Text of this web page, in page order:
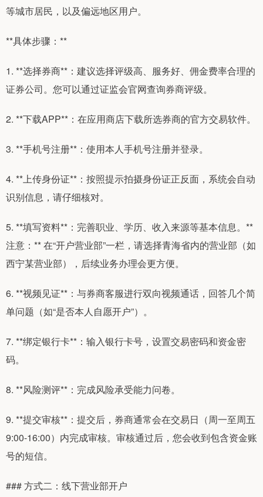
等城市居民，以及偏远地区用户。
**具体步骤：**
1. **选择券商**：建议选择评级高、服务好、佣金费率合理的
证券公司。您可以通过证监会官网查询券商评级。
2. **下载APP**：在应用商店下载所选券商的官方交易软件。
3. **手机号注册**：使用本人手机号注册并登录。
4. **上传身份证**：按照提示拍摄身份证正反面，系统会自动
识别信息，请仔细核对。
5. **填写资料**：完善职业、学历、收入来源等基本信息。**
注意：** 在“开户营业部”一栏，请选择青海省内的营业部（如
西宁某营业部），后续业务办理会更方便。
6. **视频见证**：与券商客服进行双向视频通话，回答几个简
单问题（如“是否本人自愿开户”）。
7. **绑定银行卡**：输入银行卡号，设置交易密码和资金密
码。
8. **风险测评**：完成风险承受能力问卷。
9. **提交审核**：提交后，券商通常会在交易日（周一至周五
9:00-16:00）内完成审核。审核通过后，您会收到包含资金账
号的短信。
### 方式二：线下营业部开户